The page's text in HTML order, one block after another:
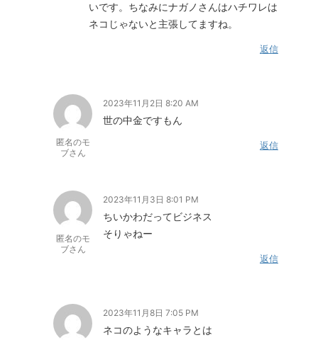
いです。ちなみにナガノさんはハチワレは
ネコじゃないと主張してますね。
返信
匿名のモ
ブさん
2023年11月2日 8:20 AM
世の中金ですもん
返信
匿名のモ
ブさん
2023年11月3日 8:01 PM
ちいかわだってビジネス
そりゃねー
返信
2023年11月8日 7:05 PM
ネコのようなキャラとは